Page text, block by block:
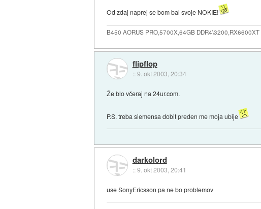
Od zdaj naprej se bom bal svoje NOKIE!
B450 AORUS PRO,5700X,64GB
flipflop
::9. okt 2003, 20:34
Že blo včeraj na 24ur.com.
P.S. treba siemensa dobit preden me moja ubije
darkolord
::9. okt 2003, 20:41
use SonyEricsson pa ne bo problemov